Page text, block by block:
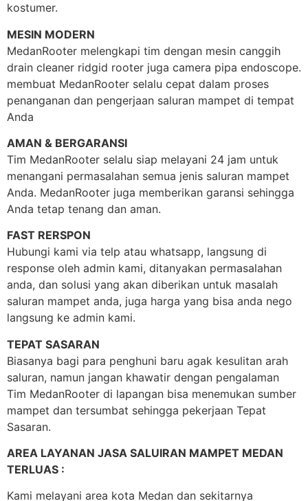
kostumer.
MESIN MODERN
MedanRooter melengkapi tim dengan mesin canggih
drain cleaner ridgid rooter juga camera pipa endoscope.
membuat MedanRooter selalu cepat dalam proses
penanganan dan pengerjaan saluran mampet di tempat
Anda
AMAN & BERGARANSI
Tim MedanRooter selalu siap melayani 24 jam untuk
menangani permasalahan semua jenis saluran mampet
Anda. MedanRooter juga memberikan garansi sehingga
Anda tetap tenang dan aman.
FAST RERSPON
Hubungi kami via telp atau whatsapp, langsung di
response oleh admin kami, ditanyakan permasalahan
anda, dan solusi yang akan diberikan untuk masalah
saluran mampet anda, juga harga yang bisa anda nego
langsung ke admin kami.
TEPAT SASARAN
Biasanya bagi para penghuni baru agak kesulitan arah
saluran, namun jangan khawatir dengan pengalaman
Tim MedanRooter di lapangan bisa menemukan sumber
mampet dan tersumbat sehingga pekerjaan Tepat
Sasaran.
AREA LAYANAN JASA SALUIRAN MAMPET MEDAN
TERLUAS :
Kami melayani area kota Medan dan sekitarnya